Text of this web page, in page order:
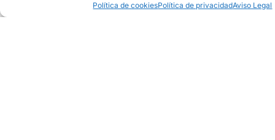
Política de cookiesPolítica de privacidadAviso Legal